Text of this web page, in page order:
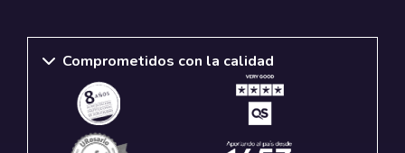
Comprometidos con la calidad